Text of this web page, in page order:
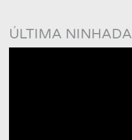
ÚLTIMA NINHADA